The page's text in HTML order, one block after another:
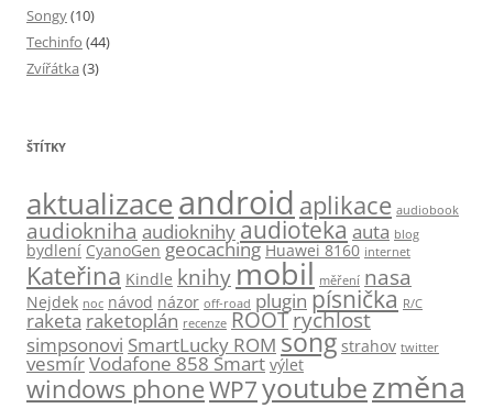
Songy(10)
Techinfo (44)
Zvířátka (3)
ŠTÍTKY
aktualizaceandroid aplikace audiobook
audiokniha audioknihy audioteka auta blog
bydlení CyanoGen geocaching Huawei 8160 internet
Kateřina Kindle knihy mobil měření nasa
Nejdek noc návod názor off-road plugin písnička R/C
raketa raketoplán recenze ROOTrychlost
simpsonovi SmartLucky ROM song strahov twitter
vesmírVodafone 858 Smart výlet
windows phoneWP7youtubezměna